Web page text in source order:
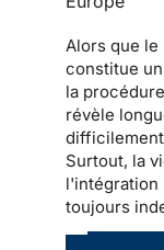
Alors que le
constitue
la
révèle
Surtout, la
l'intégration
toujours